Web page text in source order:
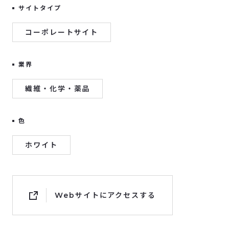
サイトタイプ
コーポレートサイト
業界
繊維・化学・薬品
色
ホワイト
Webサイトにアクセスする